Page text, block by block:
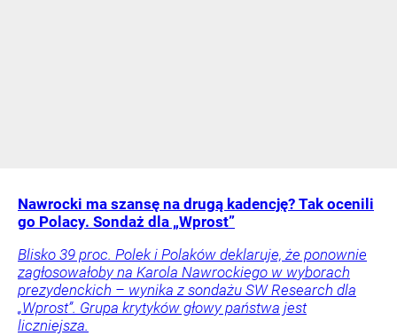
Nawrocki ma szansę na drugą kadencję? Tak ocenili
go Polacy. Sondaż dla „Wprost”
Blisko 39 proc. Polek i Polaków deklaruje, że ponownie
zagłosowałoby na Karola Nawrockiego w wyborach
prezydenckich – wynika z sondażu SW Research dla
„Wprost”. Grupa krytyków głowy państwa jest
liczniejsza.